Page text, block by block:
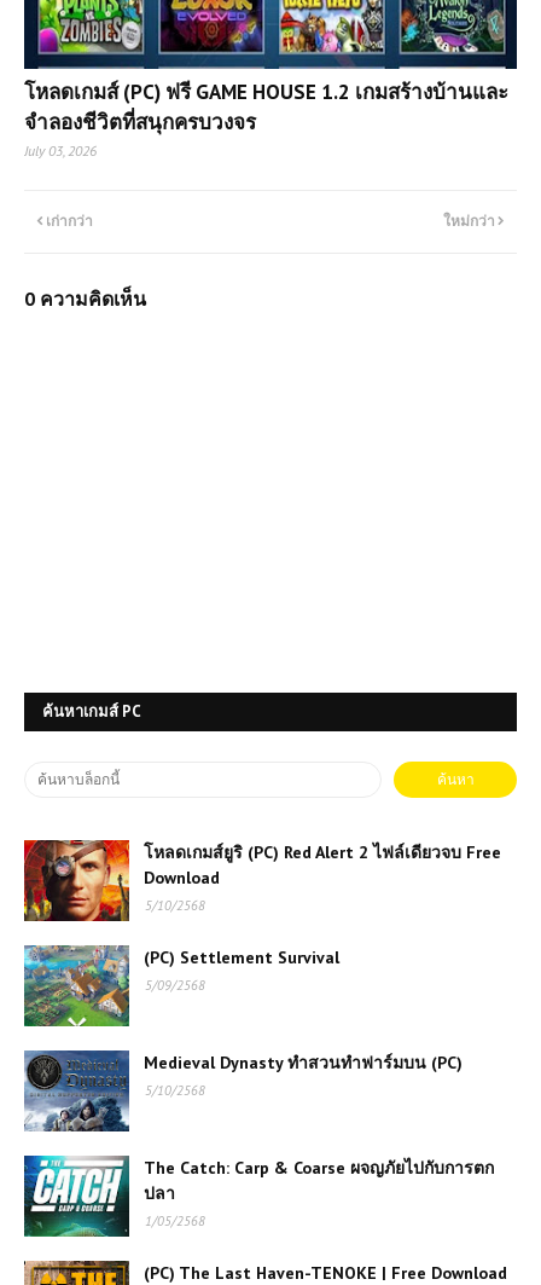
โหลดเกมส์ (PC) ฟรี GAME HOUSE 1.2 เกมสร้างบ้านและ
จำลองชีวิตที่สนุกครบวงจร
July 03, 2026
ใหม่กว่า
เก่ากว่า
0 ความคิดเห็น
ค้นหาเกมส์ PC
โหลดเกมส์ยูริ (PC) Red Alert 2 ไฟล์เดียวจบ Free
Download
5/10/2568
(PC) Settlement Survival
5/09/2568
Medieval Dynasty ทำสวนทำฟาร์มบน (PC)
5/10/2568
The Catch: Carp & Coarse ผจญภัยไปกับการตก
ปลา
1/05/2568
(PC) The Last Haven-TENOKE | Free Download